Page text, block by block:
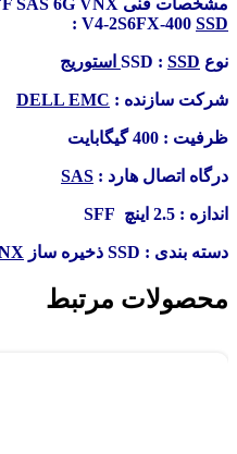
V4-2S6FX-400 SSD
:
نوع SSD : SSD استوریج
شرکت سازنده : DELL EMC
ظرفیت : 400 گیگابایت
درگاه اتصال هارد : SAS
اندازه : 2.5 اینچ SFF
دسته بندی : SSD ذخیره ساز
محصولات مرتبط